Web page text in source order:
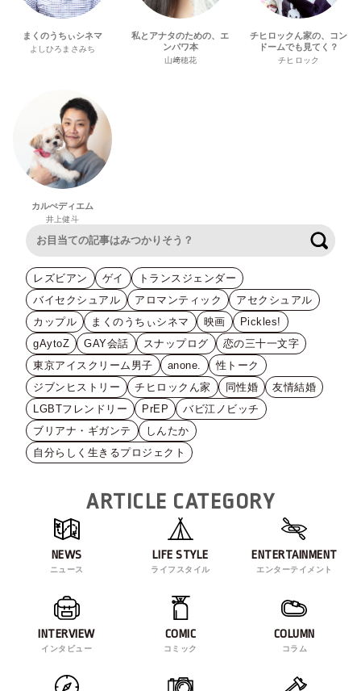
まくのうちぃシネマ
よしひろまさみち
私とアナタのための、エ
ンパワ本
山﨑穂花
チヒロックん家の、コン
ドームでも見てく？
チヒロック
カルぺディエム
井上健斗
レズビアン ゲイ
トランスジェンダー
バイセクシュアル
アロマンティック
アセクシュアル
カップル
まくのうちぃシネマ 映画
Pickles!
gAytoZ
GAY会話 スナップログ
恋の三十一文字
東京アイスクリーム男子
anone.
性トーク
ジブンヒストリー
チヒロックん家 同性婚
友情結婚
LGBTフレンドリー
PrEP
バビ江ノビッチ
ブリアナ・ギガンテ
しんたか
自分らしく生きるプロジェクト
ARTICLE CATEGORY
NEWS
ニュース
LIFE STYLE
ライフスタイル
ENTERTAINMENT
エンターテイメント
INTERVIEW
インタビュー
COMIC
コミック
COLUMN
コラム